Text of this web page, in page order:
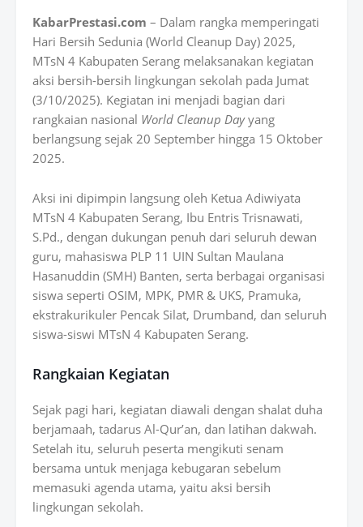
KabarPrestasi.com – Dalam rangka memperingati
Hari Bersih Sedunia (World Cleanup Day) 2025,
MTsN 4 Kabupaten Serang melaksanakan kegiatan
aksi bersih-bersih lingkungan sekolah pada Jumat
(3/10/2025). Kegiatan ini menjadi bagian dari
rangkaian nasional World Cleanup Dayyang
berlangsung sejak 20 September hingga 15 Oktober
2025.
Aksi ini dipimpin langsung oleh Ketua Adiwiyata
MTsN 4 Kabupaten Serang, Ibu Entris Trisnawati,
S.Pd., dengan dukungan penuh dari seluruh dewan
guru, mahasiswa PLP 11 UIN Sultan Maulana
Hasanuddin (SMH) Banten, serta berbagai organisasi
siswa seperti OSIM, MPK, PMR & UKS, Pramuka,
ekstrakurikuler Pencak Silat, Drumband, dan seluruh
siswa-siswi MTsN 4 Kabupaten Serang.
Rangkaian Kegiatan
Sejak pagi hari, kegiatan diawali dengan shalat duha
berjamaah, tadarus Al-Qur’an, dan latihan dakwah.
Setelah itu, seluruh peserta mengikuti senam
bersama untuk menjaga kebugaran sebelum
memasuki agenda utama, yaitu aksi bersih
lingkungan sekolah.